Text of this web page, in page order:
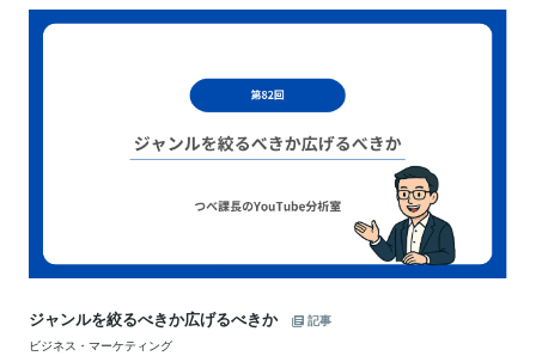
ジャンルを絞るべきか広げるべきか
記事
ビジネス・マーケティング